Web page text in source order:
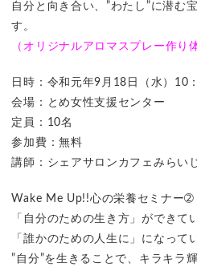
自分と向き合い、”わたし”に潜む
す。
（オリジナルアロマスプレー作り
日時：令和元年9月18日（水）10
会場：とめ女性支援センター
定員：10名
参加費：無料
講師：シェアサロンカフェみら
Wake Me Up!!心の栄養セミナー➁
「自分のための生き方」ができて
「誰かのための人生に」になって
”自分”を生きることで、キラキラ